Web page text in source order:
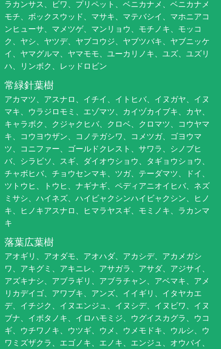
ラカンサス、ビワ、プリペット、ベニカナメ、ベニカナメ
モチ、ボックスウッド、マサキ、マテバシイ、マホニアコ
ンヒューサ、マメツゲ、マンリョウ、モチノキ、モッコ
ク、ヤシ、ヤツデ、ヤブコウジ、ヤブツバキ、ヤブニッケ
イ、ヤマグルマ、ヤマモモ、ユーカリノキ、ユズ、ユズリ
ハ、リンボク、レッドロビン
常緑針葉樹
アカマツ、アスナロ、イチイ、イトヒバ、イヌガヤ、イヌ
マキ、ウラジロモミ、エゾマツ、カイヅカイブキ、カヤ、
キャラボク、クジャクヒバ、クロベ、クロマツ、コウヤマ
キ、コウヨウザン、コノテガシワ、コメツガ、ゴヨウマ
ツ、コニファー、ゴールドクレスト、サワラ、シノブヒ
バ、シラビソ、スギ、ダイオウショウ、タギョウショウ、
チャボヒバ、チョウセンマキ、ツガ、テーダマツ、ドイ、
ツトウヒ、トウヒ、ナギナギ、ペディアニオイヒバ、ネズ
ミサシ、ハイネズ、ハイビャクシンハイビャクシン、ヒノ
キ、ヒノキアスナロ、ヒマラヤスギ、モミノキ、ラカンマ
キ
落葉広葉樹
アオギリ、アオダモ、アオハダ、アカシデ、アカメガシ
ワ、アキグミ、アキニレ、アサガラ、アサダ、アジサイ、
アズキナシ、アブラギリ、アブラチャン、アベマキ、アメ
リカデイゴ、アワブキ、アンズ、イイギリ、イタヤカエ
デ、イチジク、イヌエンジュ、イヌシデ、イヌビワ、イヌ
ブナ、イボタノキ、イロハモミジ、ウグイスカグラ、ウコ
ギ、ウチワノキ、ウツギ、ウメ、ウメモドキ、ウルシ、ウ
ワミズザクラ、エゴノキ、エノキ、エンジュ、オウバイ、